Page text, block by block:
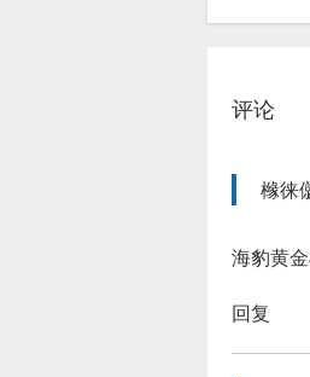
评论
橼徕
海豹黄
回复